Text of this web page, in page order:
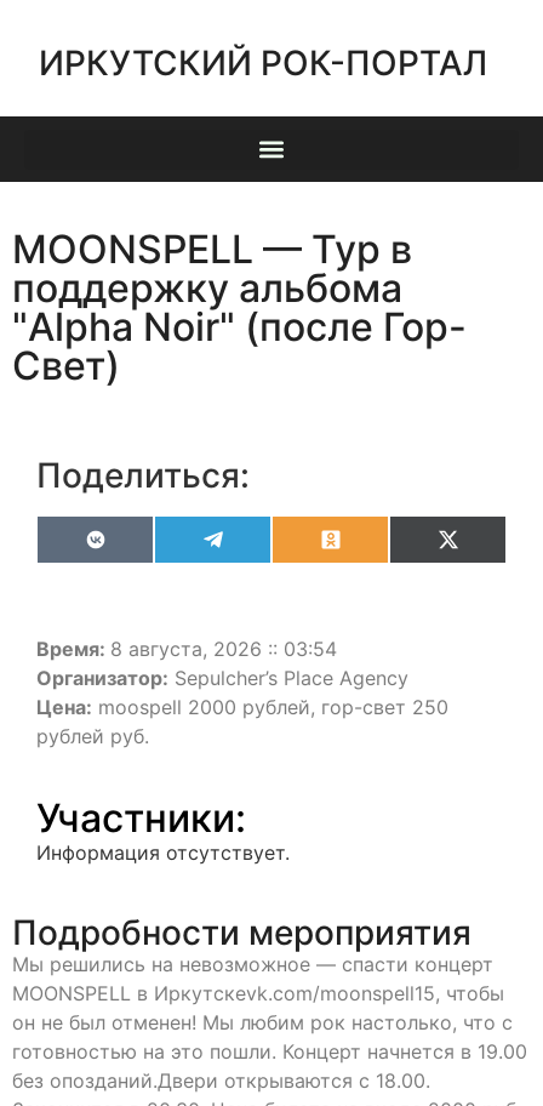
ИРКУТСКИЙ РОК-ПОРТАЛ
MOONSPELL — Тур в
поддержку альбома
"Alpha Noir" (после Гор-
Свет)
Поделиться:
VK OdnoklassnikiX
(Twitter)
Время: 8 августа, 2026 :: 03:54
Организатор: Sepulcher’s Place Agency
Цена: moospell 2000 рублей, гор-свет 250
рублей руб.
Участники:
Информация отсутствует.
Подробности мероприятия
Мы решились на невозможное — спасти концерт
MOONSPELL в Иркутскеvk.com/moonspell15, чтобы
он не был отменен! Мы любим рок настолько, что с
готовностью на это пошли. Концерт начнется в 19.00
без опозданий.Двери открываются с 18.00.